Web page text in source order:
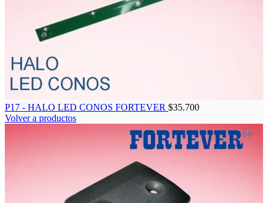
P17 - HALO LED CONOS FORTEVER $35.700
Volver a productos